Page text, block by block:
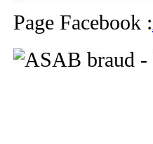
Page Facebook :